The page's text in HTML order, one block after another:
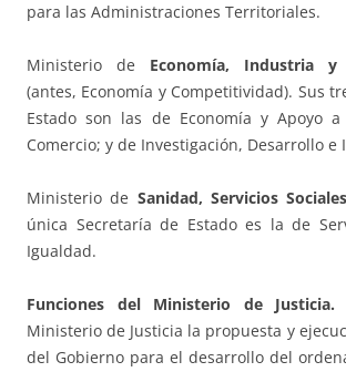
para las Administraciones Territoriales.
Ministerio de Economía, Industria y
(antes, Economía y Competitividad). Sus
Estado son las de Economía y Apoyo
Comercio; y de Investigación, Desarrollo e
Ministerio de Sanidad, Servicios
única Secretaría de Estado es la de
Igualdad.
Funciones del Ministerio de Justicia.
Ministerio de Justicia la propuesta y
del Gobierno para el desarrollo del